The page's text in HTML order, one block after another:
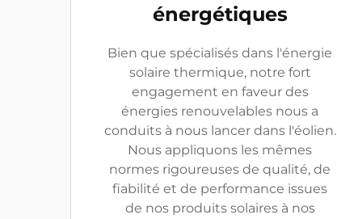
énergétiques
Bien que spécialisés dans l'énergie
solaire thermique, notre fort
engagement en faveur des
énergies renouvelables nous a
conduits à nous lancer dans l'éolien.
Nous appliquons les mêmes
normes rigoureuses de qualité, de
fiabilité et de performance issues
de nos produits solaires à nos